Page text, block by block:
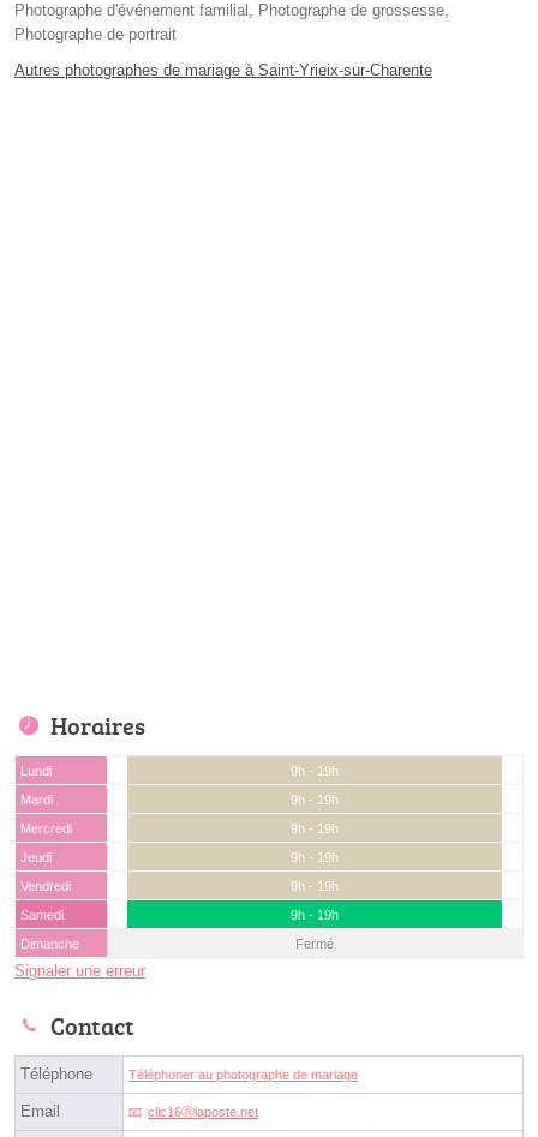
Photographe d'événement familial, Photographe de grossesse,
Photographe de portrait
Autres photographes de mariage à Saint-Yrieix-sur-Charente
Horaires
Lundi
9h - 19h
Mardi
9h - 19h
Mercredi
9h - 19h
Jeudi
9h - 19h
Vendredi
9h - 19h
Samedi
9h - 19h
Dimanche
Fermé
Signaler une erreur
Contact
Téléphone Téléphoner au photographe de mariage
Email clic16ⓐlaposte.net